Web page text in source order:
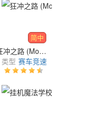
简中
狂冲之路 (Monster Demolition)
类型 赛车竞速